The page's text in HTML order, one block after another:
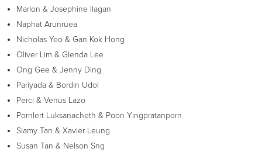
Marlon & Josephine Ilagan
Naphat Arunruea
Nicholas Yeo & Gan Kok Hong
Oliver Lim & Glenda Lee
Ong Gee & Jenny Ding
Pariyada & Bordin Udol
Perci & Venus Lazo
Pornlert Luksanacheth & Poon Yingpratanporn
Siamy Tan & Xavier Leung
Susan Tan & Nelson Sng